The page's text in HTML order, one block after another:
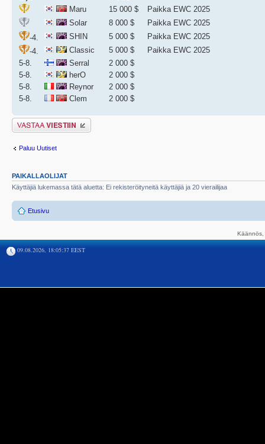
Maru
15 000 $
Paikka EWC 2025
Solar
8 000 $
Paikka EWC 2025
-4.
SHIN 5 000 $
Paikka EWC 2025
-4.
Classic 5 000 $
Paikka EWC 2025
5-8.
Serral
2 000 $
5-8.
herO
2 000 $
5-8.
Reynor
2 000 $
5-8.
Clem 2 000 $
Lähetä vastaus
Paluu Uutiset
PAIKALLAOLIJAT
Käyttäjiä lukemassa tätä aluetta: Ei rekisteröityneitä käyttäjiä ja 20 vierailijaa
Etusivu
09.08.2026, 18:05:37 EEST